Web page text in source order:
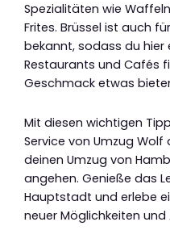
Spezialitäten wie
Frites. Brüssel ist auch
bekannt, sodass du hier
Restaurants und Cafés
Geschmack etwas
Mit diesen wichtigen
Service von Umzug
deinen Umzug von
angehen. Genieße das
Hauptstadt und erlebe
neuer Möglichkeiten und